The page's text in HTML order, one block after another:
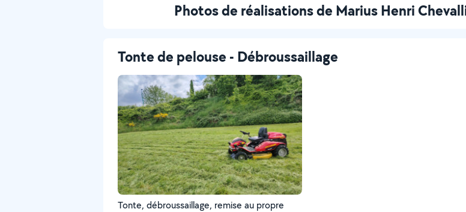
Photos de réalisations de Marius Henri
Tonte de pelouse - Débroussaillage
Tonte, débroussaillage, remise au propre